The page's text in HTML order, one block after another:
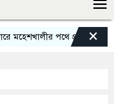
পথে প্রধানমন্ত্রী ×